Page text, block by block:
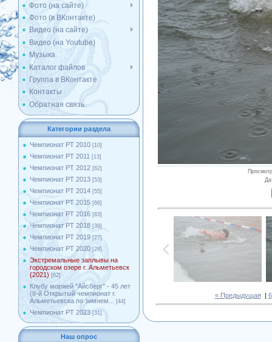
Фото (на сайте)
Фото (в ВКонтакте)
Видео (на сайте)
Видео (на Youtube)
Музыка
Каталог файлов
Группа в ВКонтакте
Контакты
Обратная связь
Категории раздела
Чемпионат РТ 2010 [10]
Чемпионат РТ 2011 [13]
Чемпионат РТ 2012 [62]
Чемпионат РТ 2013 [53]
Чемпионат РТ 2014 [55]
Чемпионат РТ 2015 [66]
Чемпионат РТ 2016 [83]
Чемпионат РТ 2018 [39]
Чемпионат РТ 2019 [27]
Чемпионат РТ 2020 [28]
Экстремальные заплывы на
городском озере г. Альметьевск
(2021) [62]
Клубу моржей ''Айсберг'' - 45 лет
(II-й Открытый чемпионат г.
Альметьевска по зимнем...
[44]
Чемпионат РТ 2023 [31]
Наш опрос
« Предыдущая| 6